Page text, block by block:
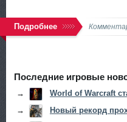
Подробнее
Последние игровые
→
World of Warcraft
→
Новый рекорд